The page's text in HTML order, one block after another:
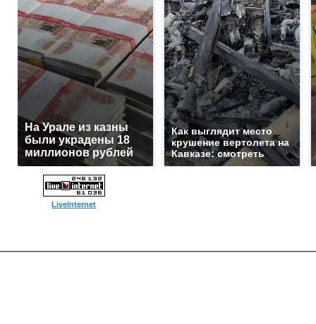
На Урале из казны
были украдены 18
миллионов рублей
Как выглядит место
крушение вертолета на
Кавказе: смотреть
LiveInternet